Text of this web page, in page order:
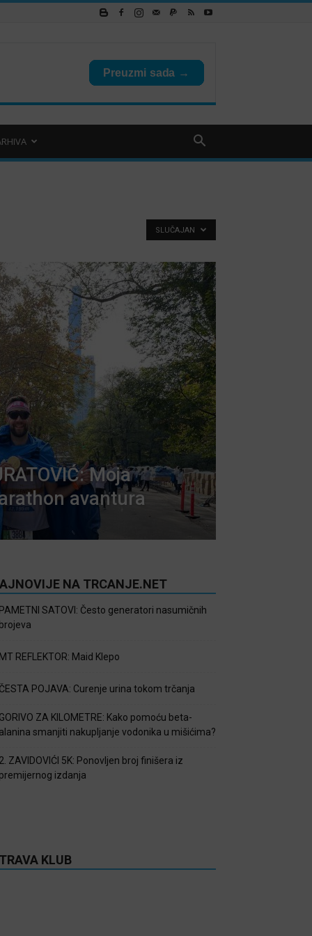
SLUČAJAN
Moja
avantura
NA TRCANJE.NET
PAMETNI SATOVI: Često generatori nasumičnih
brojeva
MT REFLEKTOR: Maid Klepo
ČESTA POJAVA: Curenje urina tokom trčanja
GORIVO ZA KILOMETRE: Kako pomoću beta-
alanina smanjiti nakupljanje vodonika u mišićima?
2. ZAVIDOVIĆI 5K: Ponovljen broj finišera iz
premijernog izdanja
KLUB